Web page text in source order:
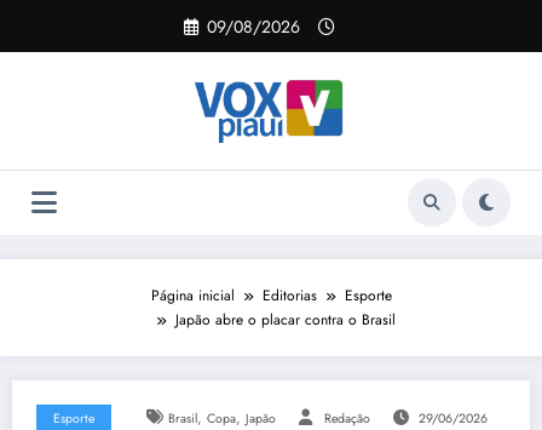
o
09/08/2026
Página inicial Editorias
Esporte
Japão abre o placar contra o Brasil
Esporte Brasil, Copa, Japão Redação 29/06/2026